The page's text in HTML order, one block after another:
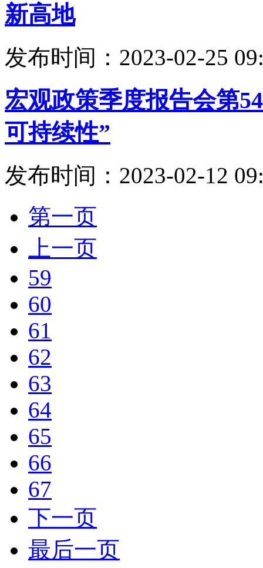
新高地
发布时间：2023-02-25
宏观政策季度报告会第
可持续性”
发布时间：2023-02-12
第一页
上一页
59
60
61
62
63
64
65
66
67
下一页
最后一页